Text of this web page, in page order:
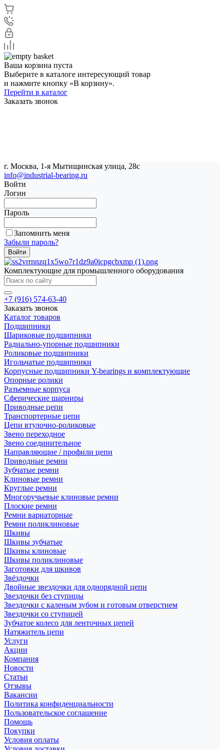
Ваша корзина пуста
Выберите в каталоге интересующий товар
и нажмите кнопку «В корзину».
Перейти в каталог
Заказать звонок
г. Москва, 1-я Мытищинская улица, 28с
info@industrial-bearing.ru
Войти
Логин
Пароль
Запомнить меня
Забыли пароль?
Комплектующие для промышленного оборудования
+7 (916) 574-63-40
Заказать звонок
Каталог товаров
Подшипники
Шариковые подшипники
Радиально-упорные подшипники
Роликовые подшипники
Игольчатые подшипники
Корпусные подшипники Y-bearings и комплектующие
Опорные ролики
Разъемные корпуса
Сферические шарниры
Приводные цепи
Транспортерные цепи
Цепи втулочно-роликовые
Звено переходное
Звено соединительное
Направляющие / профили цепи
Приводные ремни
Зубчатые ремни
Клиновые ремни
Круглые ремни
Многоручьевые клиновые ремни
Плоские ремни
Ремни вариаторные
Ремни поликлиновые
Шкивы
Шкивы зубчатые
Шкивы клиновые
Шкивы поликлиновые
Заготовки для шкивов
Звёздочки
Двойные звездочки для однорядной цепи
Звездочки без ступицы
Звездочки с каленым зубом и готовым отверстием
Звездочки со ступицей
Зубчатое колесо для ленточных цепей
Натяжитель цепи
Услуги
Акции
Компания
Новости
Статьи
Отзывы
Вакансии
Политика конфиденциальности
Пользовательское соглашение
Помощь
Покупки
Условия оплаты